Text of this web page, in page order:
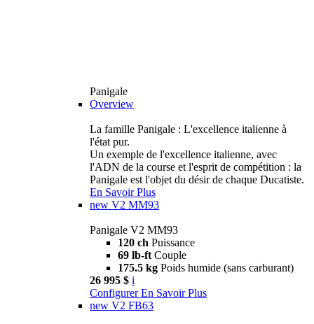
Panigale
Overview
La famille Panigale : L'excellence italienne à
l'état pur.
Un exemple de l'excellence italienne, avec
l'ADN de la course et l'esprit de compétition : la
Panigale est l'objet du désir de chaque Ducatiste.
En Savoir Plus
new V2 MM93
Panigale V2 MM93
120 ch Puissance
69 lb-ft Couple
175.5 kg Poids humide (sans carburant)
26 995 $ i
Configurer En Savoir Plus
new V2 FB63